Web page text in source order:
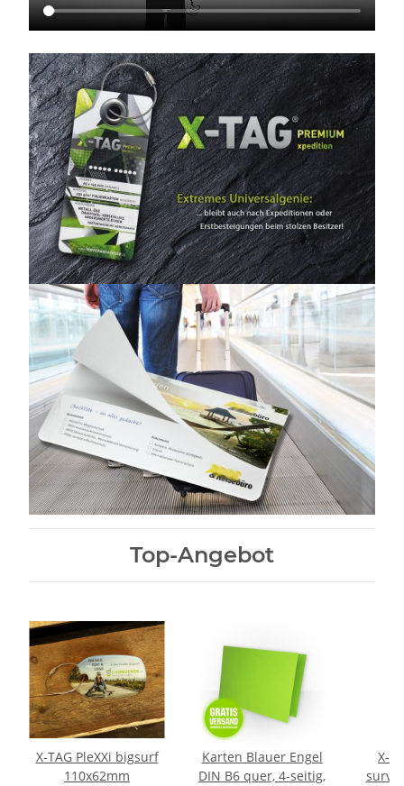
Top-Angebot
X-TAG PleXXi bigsurf
110x62mm
Karten Blauer Engel
DIN B6 quer, 4-seitig,
X-